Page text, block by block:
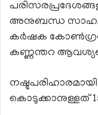
അനുബന്ധ
കർഷക കോൺഗ്രസ്
കണ്ണന്തറ
കൊടുക്കാനുള്ളത്